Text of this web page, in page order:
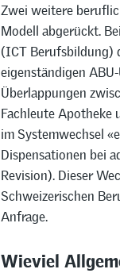
Zwei weitere
Modell abgerückt.
(ICT Berufsbildung)
eigenständigen
Überlappungen
Fachleute Apotheke
im Systemwechsel
Dispensationen bei
Revision). Dieser
Schweizerischen
Anfrage.
Wieviel